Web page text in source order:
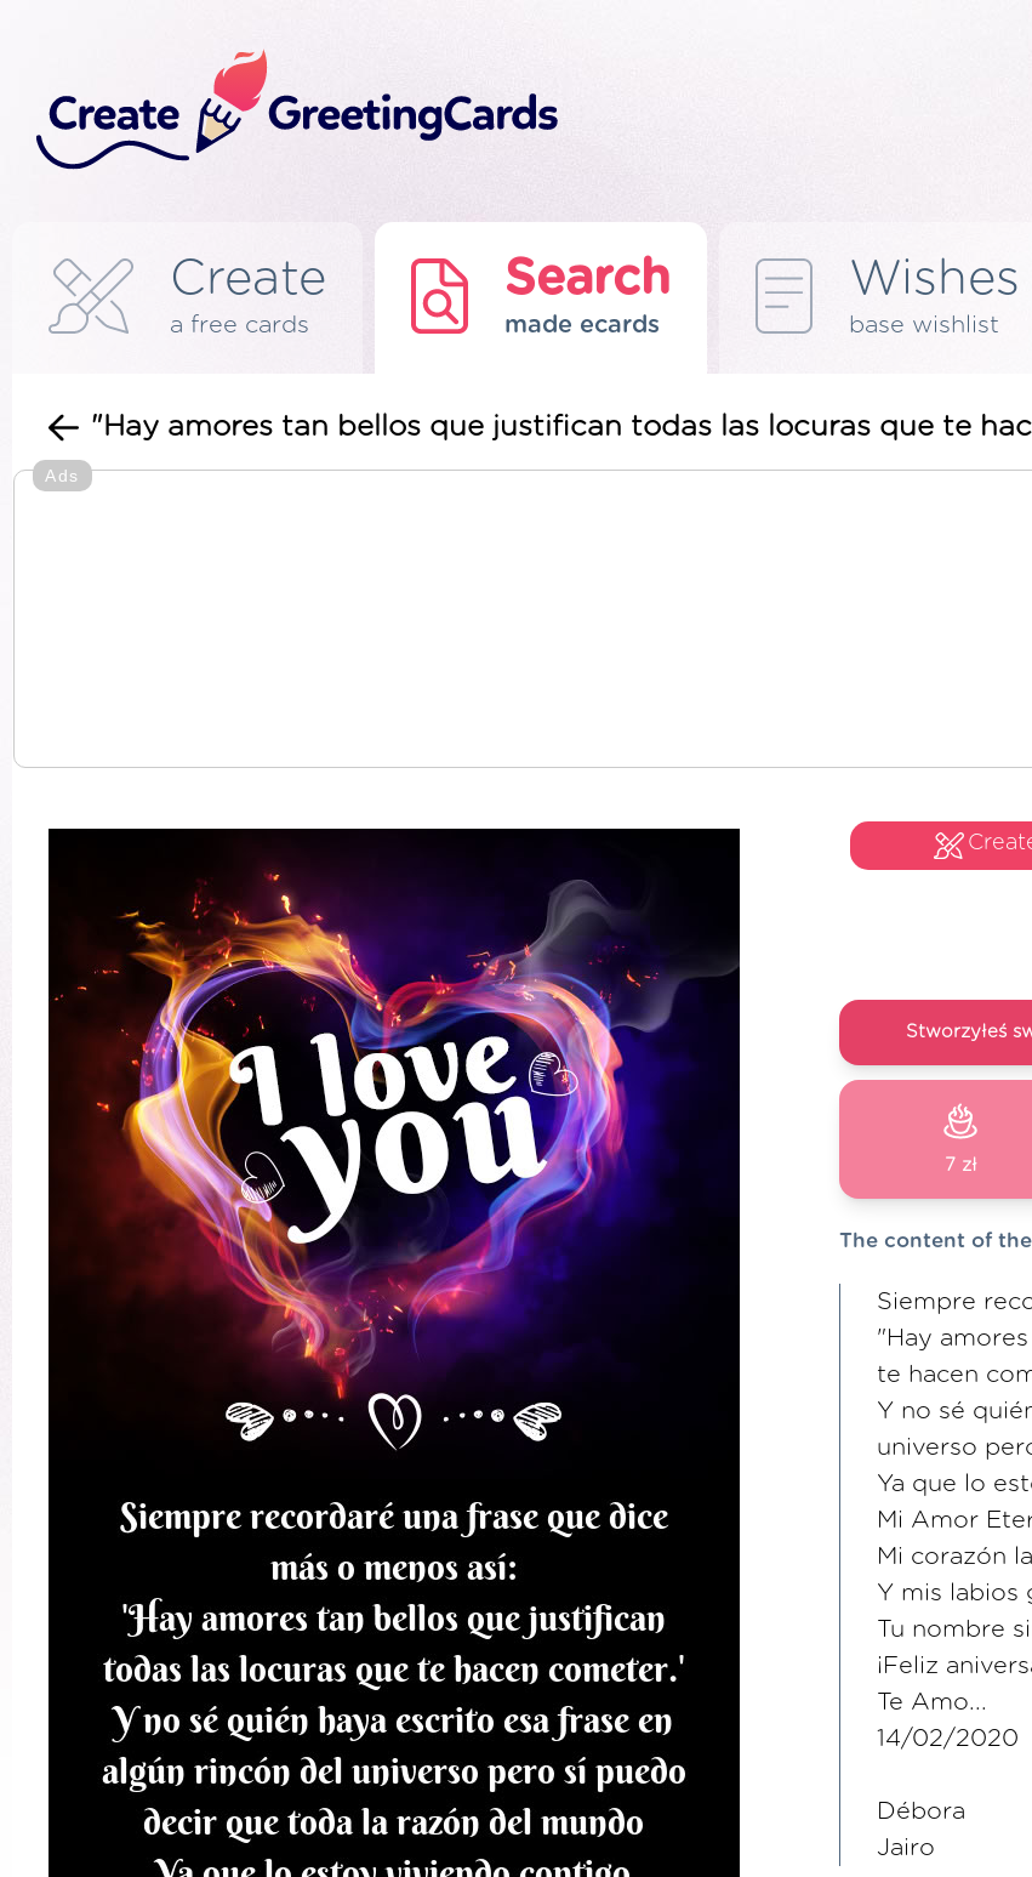
Create
a free cards
Search
made ecards
Wishes
base wishlist
"Hay amores tan bellos que justifican todas las locuras que te
Ads
Stworzyłeś
7 zł
The content of
Siempre
"Hay
te hacen
Y no sé
universo
Ya que lo
Mi Amor
Mi corazón
Y mis labios
Tu nombre
¡Feliz
Te Amo...
14/02/2020
Débora
Jairo